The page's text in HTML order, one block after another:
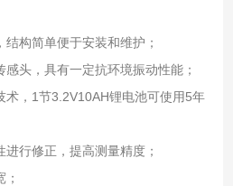
构简单便于安装和维护；
头，具有一定抗环境振动性能；
术，1节3.2V10AH锂电池可使用5年
行修正，提高测量精度；